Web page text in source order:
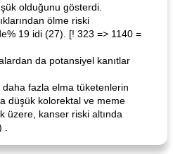
olduğunu gösterdi.
ölme riski
19 idi (27). [! 323 => 1140 =
da potansiyel kanıtlar
fazla elma tüketenlerin
düşük kolorektal ve meme
üzere, kanser riski altında